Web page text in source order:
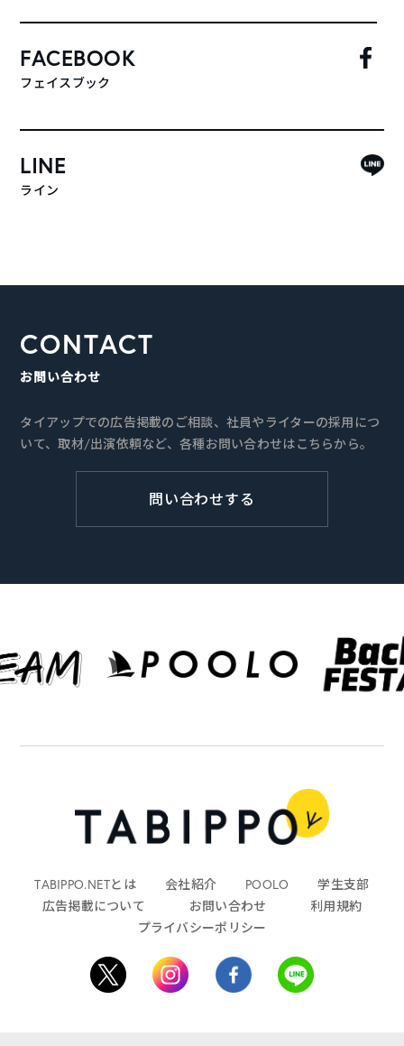
FACEBOOK
フェイスブック
LINE
ライン
CONTACT
お問い合わせ
タイアップでの広告掲載のご相談、社員やライターの採用につ
いて、取材/出演依頼など、各種お問い合わせはこちらから。
問い合わせする
TABIPPO.NETとは 会社紹介 POOLO
学生支部
広告掲載について
お問い合わせ
利用規約
プライバシーポリシー